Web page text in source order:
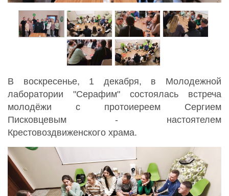
В воскресенье, 1 декабря, в Молодежной
лаборатории "Серафим" состоялась встреча
молодёжи с протоиереем Сергием
Писковцевым - настоятелем
Крестовоздвиженского храма.